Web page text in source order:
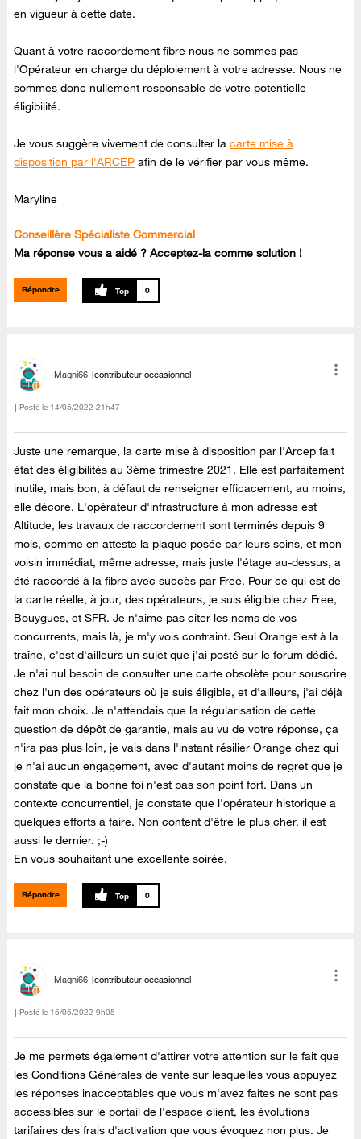
en vigueur à cette date.
Quant à votre raccordement fibre nous ne sommes pas
l'Opérateur en charge du déploiement à votre adresse. Nous ne
sommes donc nullement responsable de votre potentielle
éligibilité.
Je vous suggère vivement de consulter lacarte mise à
disposition par l'ARCEP afin de le vérifier par vous même.
Maryline
Conseillère Spécialiste Commercial
Ma réponse vous a aidé ? Acceptez-la comme solution !
Répondre 0
Magni66 contributeur occasionnel
Posté le ‎14/05/2022 21h47
Juste une remarque, la carte mise à disposition par l'Arcep fait
état des éligibilités au 3ème trimestre 2021. Elle est parfaitement
inutile, mais bon, à défaut de renseigner efficacement, au moins,
elle décore. L'opérateur d'infrastructure à mon adresse est
Altitude, les travaux de raccordement sont terminés depuis 9
mois, comme en atteste la plaque posée par leurs soins, et mon
voisin immédiat, même adresse, mais juste l'étage au-dessus, a
été raccordé à la fibre avec succès par Free. Pour ce qui est de
la carte réelle, à jour, des opérateurs, je suis éligible chez Free,
Bouygues, et SFR. Je n'aime pas citer les noms de vos
concurrents, mais là, je m'y vois contraint. Seul Orange est à la
traîne, c'est d'ailleurs un sujet que j'ai posté sur le forum dédié.
Je n'ai nul besoin de consulter une carte obsolète pour souscrire
chez l'un des opérateurs où je suis éligible, et d'ailleurs, j'ai déjà
fait mon choix. Je n'attendais que la régularisation de cette
question de dépôt de garantie, mais au vu de votre réponse, ça
n'ira pas plus loin, je vais dans l'instant résilier Orange chez qui
je n'ai aucun engagement, avec d'autant moins de regret que je
constate que la bonne foi n'est pas son point fort. Dans un
contexte concurrentiel, je constate que l'opérateur historique a
quelques efforts à faire. Non content d'être le plus cher, il est
aussi le dernier. ;-)
En vous souhaitant une excellente soirée.
Répondre 0
Magni66 contributeur occasionnel
Posté le ‎15/05/2022 9h05
Je me permets également d'attirer votre attention sur le fait que
les Conditions Générales de vente sur lesquelles vous appuyez
les réponses inacceptables que vous m'avez faites ne sont pas
accessibles sur le portail de l'espace client, les évolutions
tarifaires des frais d'activation que vous évoquez non plus. Je